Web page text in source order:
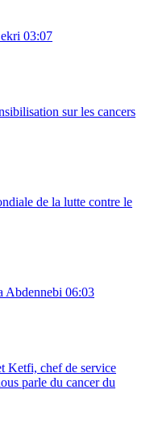
03:07
sur les cancers
de la lutte contre le
Abdennebi 06:03
Ketfi, chef de service
parle du cancer du